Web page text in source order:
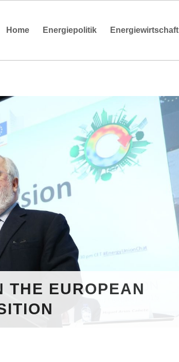
Home Energiepolitik Energiewirtschaft
THE EUROPEAN